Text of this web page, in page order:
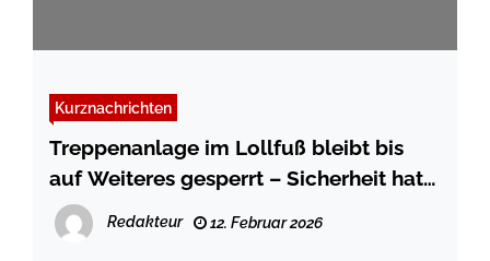
Kurznachrichten
Treppenanlage im Lollfuß bleibt bis
auf Weiteres gesperrt – Sicherheit hat
Vorrang
Redakteur 12. Februar 2026